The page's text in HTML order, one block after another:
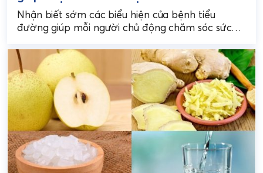
Nhận biết sớm các biểu hiện của bệnh tiểu
đường giúp mỗi người chủ động chăm sóc sức